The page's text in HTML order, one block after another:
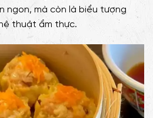
ngon, mà còn là biểu tượng
thuật ẩm thực.